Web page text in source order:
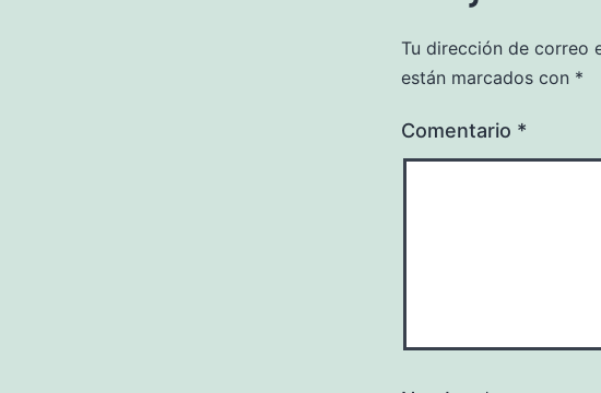
Tu dirección de correo
están marcados con *
Comentario *